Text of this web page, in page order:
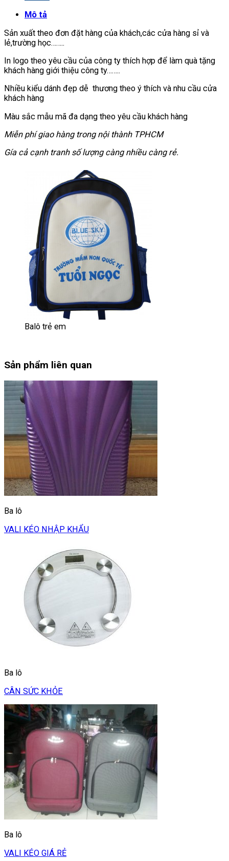
Mô tả
Sản xuất theo đơn đặt hàng của khách,các cửa hàng sỉ và
lẻ,trường học……..
In logo theo yêu cầu của công ty thích hợp để làm quà tặng
khách hàng giới thiệu công ty……..
Nhiều kiểu dánh đẹp dễ thương theo ý thích và nhu cầu cửa
khách hàng
Màu sắc mẫu mã đa dạng theo yêu cầu khách hàng
Miễn phí giao hàng trong nội thành TPHCM
Gía cả cạnh tranh số lượng càng nhiều càng rẻ.
Balô trẻ em
Sản phẩm liên quan
Ba lô
VALI KÉO NHẬP KHẨU
Ba lô
CÂN SỨC KHỎE
Ba lô
VALI KÉO GIÁ RẺ